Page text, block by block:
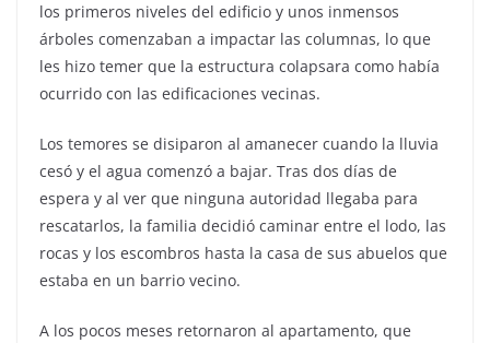
los primeros niveles del edificio y unos inmensos
árboles comenzaban a impactar las columnas, lo que
les hizo temer que la estructura colapsara como había
ocurrido con las edificaciones vecinas.
Los temores se disiparon al amanecer cuando la lluvia
cesó y el agua comenzó a bajar. Tras dos días de
espera y al ver que ninguna autoridad llegaba para
rescatarlos, la familia decidió caminar entre el lodo, las
rocas y los escombros hasta la casa de sus abuelos que
estaba en un barrio vecino.
A los pocos meses retornaron al apartamento, que